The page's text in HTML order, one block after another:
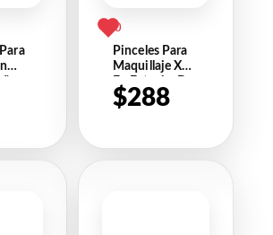
0
Pinceles Para
Maquillaje X7
En Estuche De
Cuerina
$288